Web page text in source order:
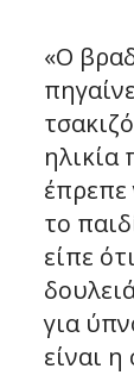
«Ο
έπρεπε
το
είπε
για
είναι